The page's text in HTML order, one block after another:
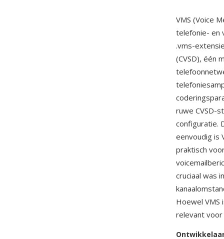
VMS (Voice
telefonie- en
.vms-
(CVSD), één
ruwe CVSD-
configuratie.
eenvoudig is
praktisch
cruciaal was
Hoewel
relevant voor